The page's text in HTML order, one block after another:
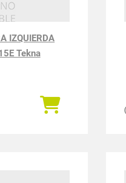
IZQUIERDA
Tekna